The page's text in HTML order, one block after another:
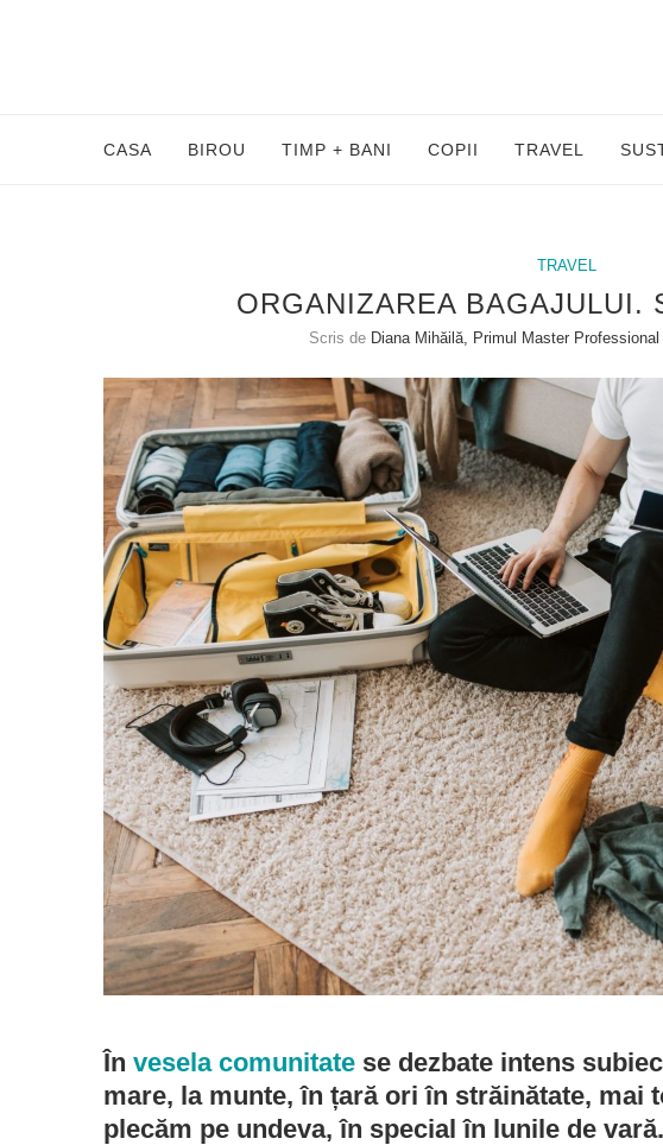
CASA BIROU TIMP + BANI COPII TRAVEL
TRAVEL
ORGANIZAREA BAGAJULUI.
Scris de Diana Mihăilă, Primul Master
În vesela comunitate se dezbate intens
mare, la munte, în țară ori în străinătate, mai
plecăm pe undeva, în special în lunile de vară.